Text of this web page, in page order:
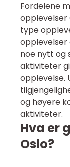
Fordelene
opplevelser
type
opplevelser
noe nytt og
aktiviteter
opplevelse.
og høyere
aktiviteter.
Hva er
Oslo?